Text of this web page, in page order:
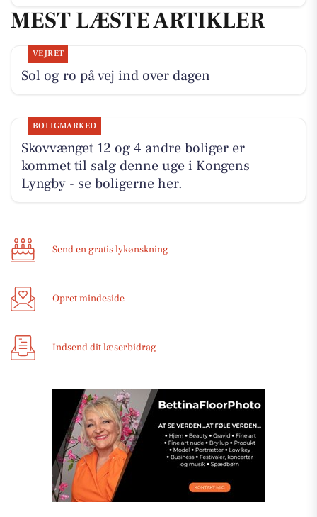
MEST LÆSTE ARTIKLER
VEJRET
Sol og ro på vej ind over dagen
BOLIGMARKED
Skovvænget 12 og 4 andre boliger er
kommet til salg denne uge i Kongens
Lyngby - se boligerne her.
Send en gratis lykønskning
Opret mindeside
Indsend dit læserbidrag